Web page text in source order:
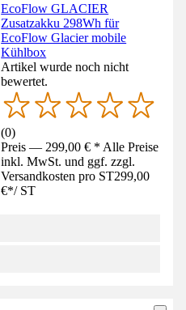
EcoFlow GLACIER
Zusatzakku 298Wh für
EcoFlow Glacier mobile
Kühlbox
Artikel wurde noch nicht
bewertet.
(0)
Preis — 299,00 € * Alle Preise
inkl. MwSt. und ggf. zzgl.
Versandkosten pro ST299,00
€*/ ST